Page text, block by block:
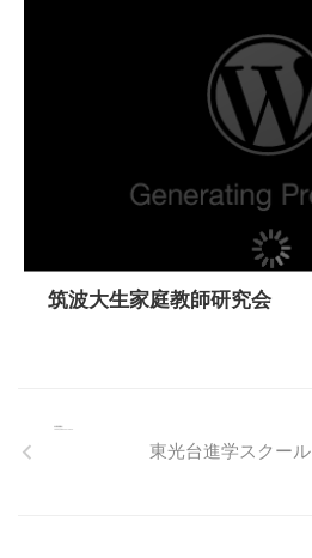
筑波大生家庭教師研究会
東光台進学スクール